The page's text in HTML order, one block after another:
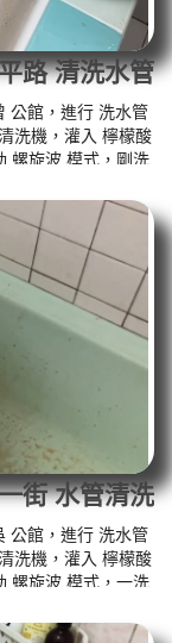
路 清洗水管
公館，進行 洗水管
洗機，灌入 檸檬酸
螺旋波 模式，剛洗
小時後，出水乾淨
產生鐵鏽跟泥沙堆
錳，管壁上會結成
出綠色的水，是因
水，是因為水龍頭
街 水管清洗
公館，進行 洗水管
洗機，灌入 檸檬酸
螺旋波 模式，一洗
多小時後，出水變
會產生鐵鏽跟泥沙